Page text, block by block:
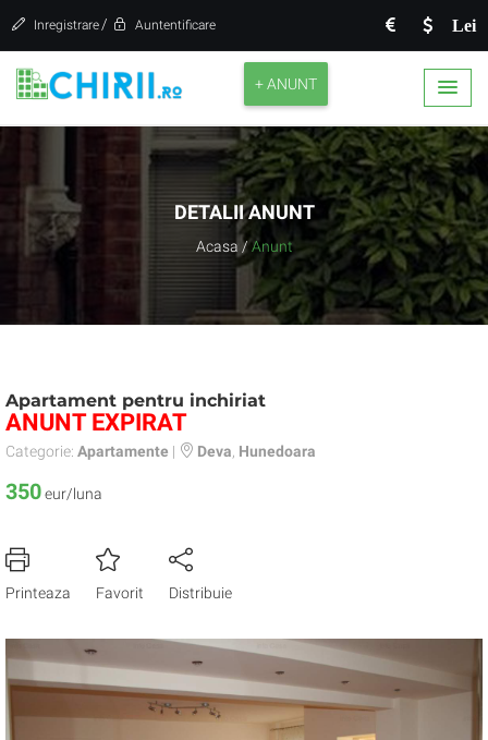
Lei
Inregistrare / Auntentificare
+ ANUNT
DETALII ANUNT
Acasa / Anunt
Apartament pentru inchiriat
ANUNT EXPIRAT
Categorie: Apartamente | Deva Hunedoara
350eur/luna
Printeaza Favorit Distribuie